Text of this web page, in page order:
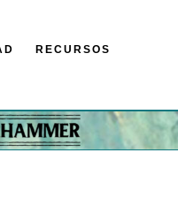
RECURSOS